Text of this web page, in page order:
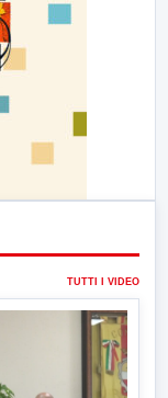
TUTTI I VIDEO